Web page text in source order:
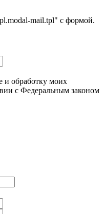
mail.tpl" с формой.
и обработку моих
с Федеральным законом